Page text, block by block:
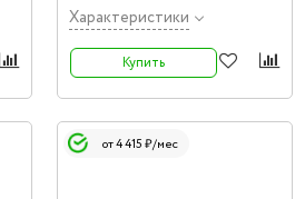
Характеристики
Купить
от 4 415 ₽/мес